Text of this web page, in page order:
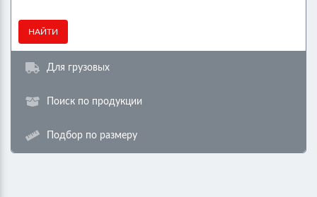
НАЙТИ
Для грузовых
Поиск по продукции
Подбор по размеру